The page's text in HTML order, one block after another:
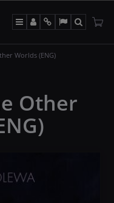
MenuPanel
Info LangSzukaj
Worlds (ENG)
Other